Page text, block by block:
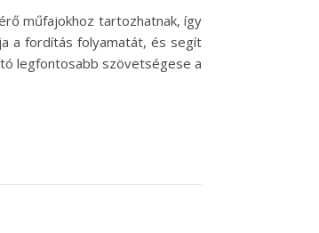
műfajokhoz tartozhatnak, így
a fordítás folyamatát, és segít
legfontosabb szövetségese a